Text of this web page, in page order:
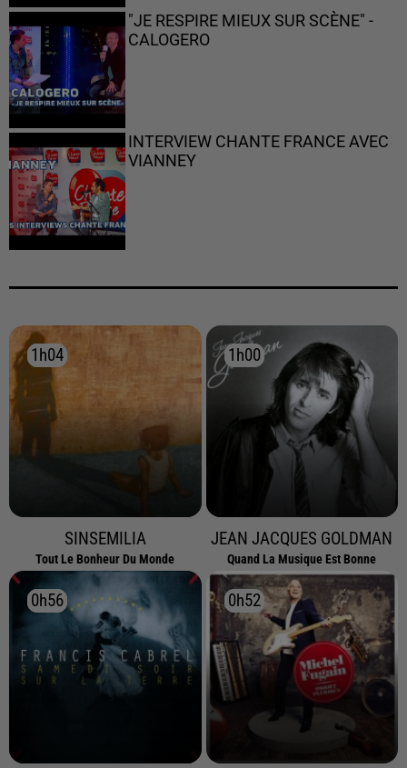
"JE RESPIRE MIEUX SUR SCÈNE" -
CALOGERO
INTERVIEW CHANTE FRANCE AVEC
VIANNEY
1h04
1h04
SINSEMILIA
Tout Le Bonheur Du Monde
1h00
1h00
JEAN JACQUES GOLDMAN
Quand La Musique Est Bonne
0h56
0h56 0h52
0h52